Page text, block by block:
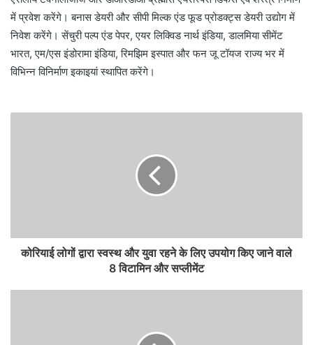
में प्रवेश करेंगे। बनास डेयरी और सीपी मिल्क एंड फूड प्रोडक्ट्स डेयरी उद्योग में
निवेश करेंगे। सेंचुरी पल्प एंड पेपर, एयर लिक्विड नार्थ इंडिया, डालमिया सीमेंट
भारत, एम/एस इंडोरामा इंडिया, रिमझिम इस्पात और फन जू टॉयज राज्य भर में
विभिन्न विनिर्माण इकाइयां स्थापित करेंगे।
कोरियाई लोगों द्वारा स्वस्थ और युवा रहने के लिए उपयोग किए जाने वाले
8 विटामिन और सप्लीमेंट